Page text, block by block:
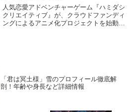
人気恋愛アドベンチャーゲーム『ハミダシ
クリエイティブ』が、クラウドファンディ
ングによるアニメ化プロジェクトを始動し
「君は冥土様」雪のプロフィール徹底解
剖！年齢や身長など詳細情報